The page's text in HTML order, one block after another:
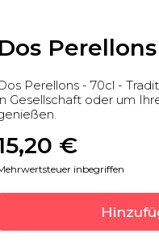
Dos
Perellons - 70cl -
Gesellschaft oder um
€
inbegriffen